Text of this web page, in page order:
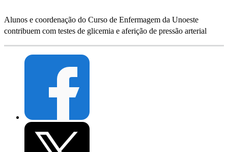
Alunos e coordenação do Curso de Enfermagem da Unoeste
contribuem com testes de glicemia e aferição de pressão arterial